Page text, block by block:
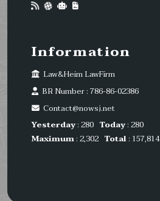
Information
Law&Heim LawFirm
BR Number : 786-86-02386
Contact@nowsj.net
Yesterday: 280 Today: 280
Maximum: 2,302 Total: 157,814